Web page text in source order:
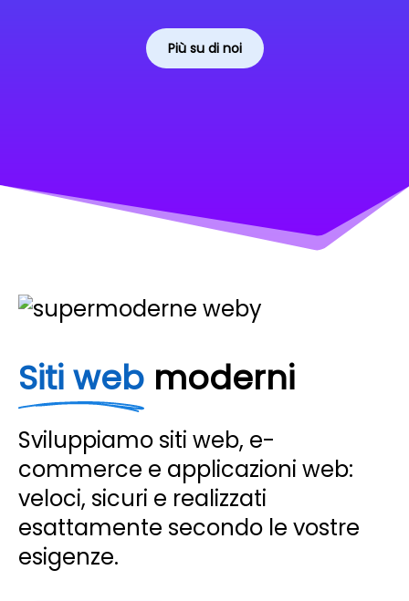
Più su di noi
Siti web moderni
Sviluppiamo siti web, e-
commerce e applicazioni web:
veloci, sicuri e realizzati
esattamente secondo le vostre
esigenze.